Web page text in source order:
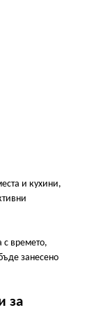
и кухини,
с времето,
занесено
за